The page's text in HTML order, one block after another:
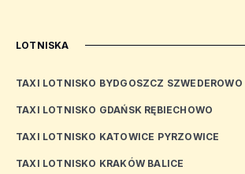
LOTNISKA
TAXI LOTNISKO BYDGOSZCZ SZWEDEROWO
TAXI LOTNISKO GDAŃSK RĘBIECHOWO
TAXI LOTNISKO KATOWICE PYRZOWICE
TAXI LOTNISKO KRAKÓW BALICE